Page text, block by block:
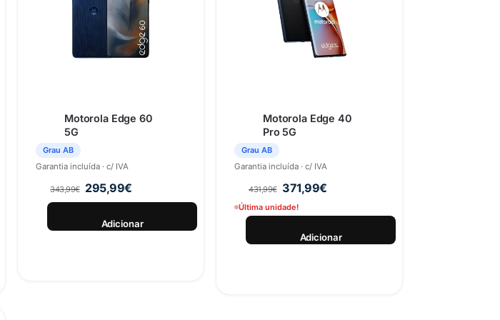
Motorola Edge 60
5G
Grau AB
Garantia incluída · c/ IVA
343,99€ 295,99€
Adicionar
Motorola Edge 40
Pro 5G
Grau AB
Garantia incluída · c/ IVA
431,99€ 371,99€
Última unidade!
Adicionar